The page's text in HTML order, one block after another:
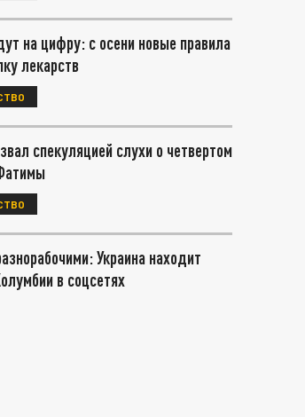
на цифру: с осени новые правила
лекарств
спекуляцией слухи о четвертом
Украина находит
в соцсетях